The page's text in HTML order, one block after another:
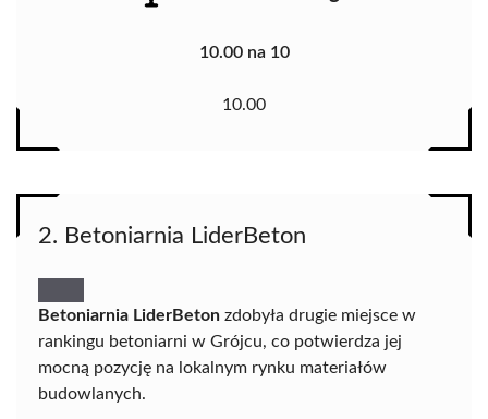
10.00 na 10
10.00
2. Betoniarnia LiderBeton
Betoniarnia LiderBeton zdobyła drugie miejsce w
rankingu betoniarni w Grójcu, co potwierdza jej
mocną pozycję na lokalnym rynku materiałów
budowlanych.